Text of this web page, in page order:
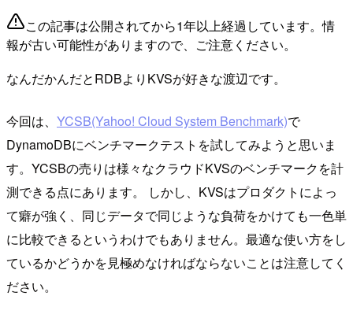
この記事は公開されてから1年以上経過しています。情
報が古い可能性がありますので、ご注意ください。
なんだかんだとRDBよりKVSが好きな渡辺です。
今回は、 YCSB(Yahoo! Cloud System Benchmark)で
DynamoDBにベンチマークテストを試してみようと思いま
す。YCSBの売りは様々なクラウドKVSのベンチマークを計
測できる点にあります。 しかし、KVSはプロダクトによっ
て癖が強く、同じデータで同じような負荷をかけても一色単
に比較できるというわけでもありません。最適な使い方をし
ているかどうかを見極めなければならないことは注意してく
ださい。